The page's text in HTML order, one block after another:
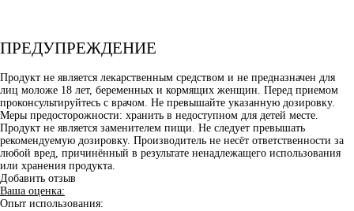
ПРЕДУПРЕЖДЕНИЕ
Продукт не является лекарственным средством и не предназначен для
лиц моложе 18 лет, беременных и кормящих женщин. Перед приемом
проконсультируйтесь с врачом. Не превышайте указанную дозировку.
Меры предосторожности: хранить в недоступном для детей месте.
Продукт не является заменителем пищи. Не следует превышать
рекомендуемую дозировку. Производитель не несёт ответственности за
любой вред, причинённый в результате ненадлежащего использования
или хранения продукта.
Добавить отзыв
Ваша оценка:
Опыт использования: